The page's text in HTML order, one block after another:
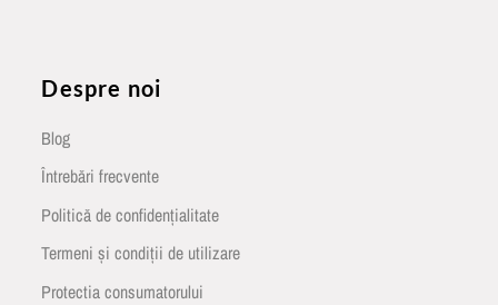
Despre noi
Blog
Întrebări frecvente
Politică de confidențialitate
Termeni și condiții de utilizare
Protectia consumatorului